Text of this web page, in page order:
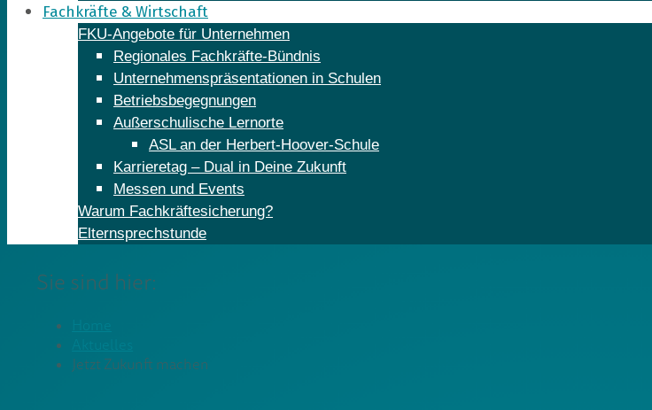
Fachkräfte & Wirtschaft
FKU-Angebote für Unternehmen
Regionales Fachkräfte-Bündnis
Unternehmenspräsentationen in Schulen
Betriebsbegegnungen
Außerschulische Lernorte
ASL an der Herbert-Hoover-Schule
Karrieretag – Dual in Deine Zukunft
Messen und Events
Warum Fachkräftesicherung?
Elternsprechstunde
Sie sind hier:
Jetzt Zukunft machen